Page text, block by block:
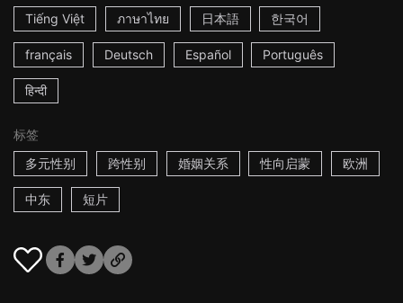
Tiếng Việt ภาษาไทย 日本語 한국어
français Deutsch Español Português
हिन्दी
标签
多元性别
跨性别 婚姻关系 性向启蒙 欧洲
中东 短片